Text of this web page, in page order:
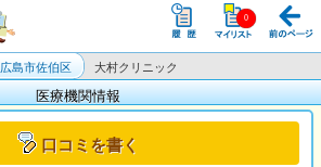
広島市佐伯区 大村クリニック
医療機関情報
口コミを書く